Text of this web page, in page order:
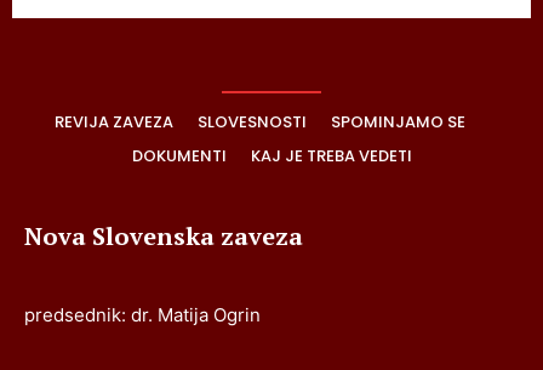
REVIJA ZAVEZA SLOVESNOSTI
SPOMINJAMO SE
DOKUMENTI
KAJ JE TREBA VEDETI
Nova Slovenska zaveza
predsednik: dr. Matija Ogrin